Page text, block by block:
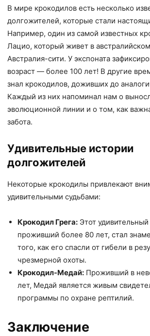
В мире крокодилов есть несколько
долгожителей, которые стали
Например, один из самой известных
Лацио, который живет в
Австралия-сити. У экспоната
возраст — более 100 лет! В другие
знал крокодилов, доживших до
Каждый из них напоминал нам о
эволюционной линии и о том, как
забота.
Удивительные истории
долгожителей
Некоторые крокодилы привлекают
удивительными судьбами:
Крокодил Грега: Этот
проживший более 80 лет, стал
того, как его спасли от гибели в
чрезмерной охоты.
Крокодил-Медай: Проживший в
лет, Медай является живым
программы по охране рептилий.
Заключение